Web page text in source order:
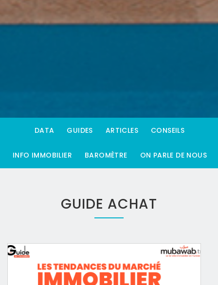
DATA GUIDES ARTICLES CONSEILS
INFO IMMOBILIER BAROMÈTRE ON PARLE DE NOUS
GUIDE ACHAT